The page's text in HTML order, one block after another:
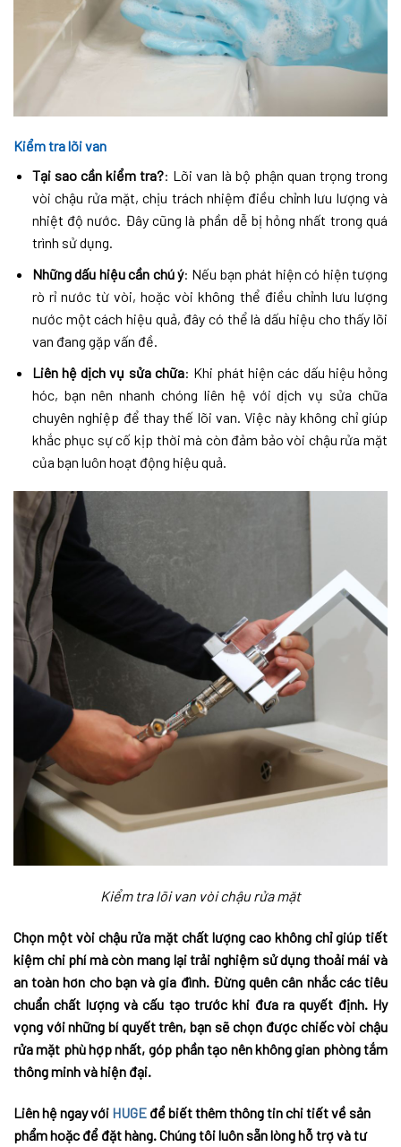
Kiểm tra lõi van
Tại sao cần kiểm tra?: Lõi van là bộ phận quan trọng trong
vòi chậu rửa mặt, chịu trách nhiệm điều chỉnh lưu lượng và
nhiệt độ nước. Đây cũng là phần dễ bị hỏng nhất trong quá
trình sử dụng.
Những dấu hiệu cần chú ý: Nếu bạn phát hiện có hiện tượng
rò rỉ nước từ vòi, hoặc vòi không thể điều chỉnh lưu lượng
nước một cách hiệu quả, đây có thể là dấu hiệu cho thấy lõi
van đang gặp vấn đề.
Liên hệ dịch vụ sửa chữa: Khi phát hiện các dấu hiệu hỏng
hóc, bạn nên nhanh chóng liên hệ với dịch vụ sửa chữa
chuyên nghiệp để thay thế lõi van. Việc này không chỉ giúp
khắc phục sự cố kịp thời mà còn đảm bảo vòi chậu rửa mặt
của bạn luôn hoạt động hiệu quả.
Kiểm tra lõi van vòi chậu rửa mặt
Chọn một vòi chậu rửa mặt chất lượng cao không chỉ giúp tiết
kiệm chi phí mà còn mang lại trải nghiệm sử dụng thoải mái và
an toàn hơn cho bạn và gia đình. Đừng quên cân nhắc các tiêu
chuẩn chất lượng và cấu tạo trước khi đưa ra quyết định. Hy
vọng với những bí quyết trên, bạn sẽ chọn được chiếc vòi chậu
rửa mặt phù hợp nhất, góp phần tạo nên không gian phòng tắm
thông minh và hiện đại.
Liên hệ ngay với HUGE để biết thêm thông tin chi tiết về sản
phẩm hoặc để đặt hàng. Chúng tôi luôn sẵn lòng hỗ trợ và tư